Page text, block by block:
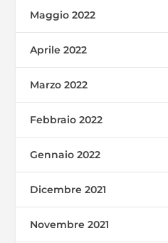
Maggio 2022
Aprile 2022
Marzo 2022
Febbraio 2022
Gennaio 2022
Dicembre 2021
Novembre 2021